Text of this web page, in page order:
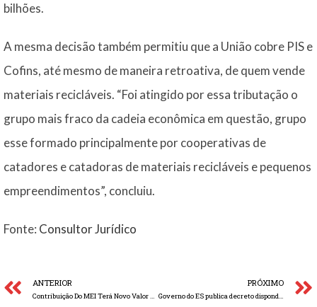
bilhões.
A mesma decisão também permitiu que a União cobre PIS e
Cofins, até mesmo de maneira retroativa, de quem vende
materiais recicláveis. “Foi atingido por essa tributação o
grupo mais fraco da cadeia econômica em questão, grupo
esse formado principalmente por cooperativas de
catadores e catadoras de materiais recicláveis e pequenos
empreendimentos”, concluiu.
Fonte: Consultor Jurídico
ANTERIOR PRÓXIMO